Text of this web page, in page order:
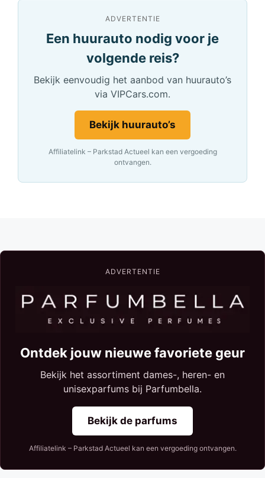
ADVERTENTIE
Een huurauto nodig voor je
volgende reis?
Bekijk eenvoudig het aanbod van huurauto’s
via VIPCars.com.
Bekijk huurauto’s
Affiliatelink – Parkstad Actueel kan een vergoeding
ontvangen.
ADVERTENTIE
Ontdek jouw nieuwe favoriete geur
Bekijk het assortiment dames-, heren- en
unisexparfums bij Parfumbella.
Bekijk de parfums
Affiliatelink – Parkstad Actueel kan een vergoeding ontvangen.